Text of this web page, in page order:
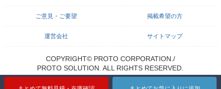
ご意見・ご要望 掲載希望の方
運営会社 サイトマップ
COPYRIGHT© PROTO CORPORATION./
PROTO SOLUTION. ALL RIGHTS RESERVED.